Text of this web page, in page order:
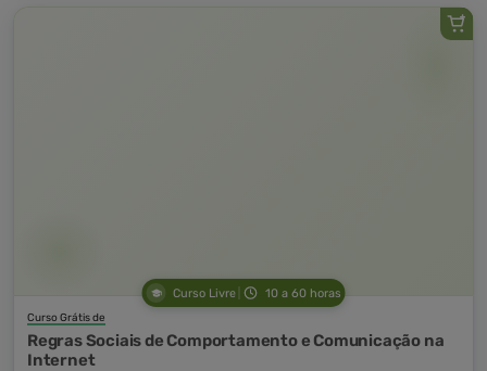
Curso Livre 10 a 60 horas
Curso Grátis de
Regras Sociais de Comportamento e Comunicação na
Internet